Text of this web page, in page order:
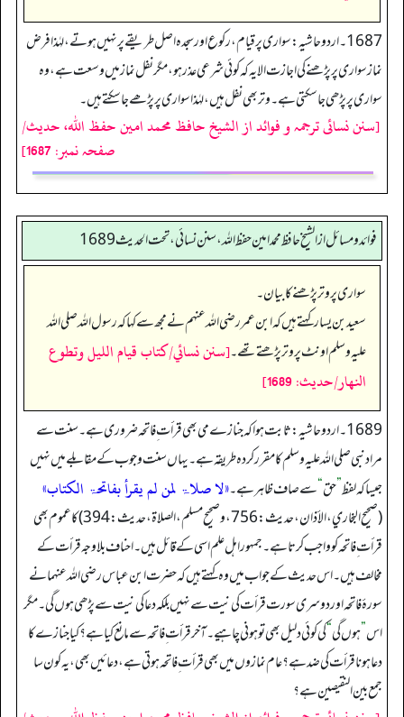
1687۔ اردو حاشیہ: سواری پر قیام، رکوع اور سجدہ اصل طریقے پر نہیں ہوتے، لہٰذا فرض
نماز سواری پر پڑھنے کی اجازت الایہ کہ کوئی شرعی عذر ہو، مگر نفل نماز میں وسعت ہے، وہ
سواری پر پڑھی جا سکتی ہے۔ وتر بھی نفل ہیں، لہٰذا سواری پر پڑھے جاسکتے ہیں۔
[سنن نسائی ترجمہ و فوائد از الشیخ حافظ محمد امین حفظ اللہ، حدیث/
صفحہ نمبر: 1687]
فوائد ومسائل از الشيخ حافظ محمد امين حفظ الله، سنن نسائي، تحت الحديث 1689
سواری پر وتر پڑھنے کا بیان۔
سعید بن یسار کہتے ہیں کہ ابن عمر رضی اللہ عنہم نے مجھ سے کہا کہ رسول اللہ صلی اللہ
علیہ وسلم اونٹ پر وتر پڑھتے تھے۔[سنن نسائي/كتاب قيام الليل وتطوع
النهار/حدیث: 1689]
1689۔ اردو حاشیہ: ثابت ہوا کہ جنازے می بھی قرأت ِ فاتحہ ضروری ہے۔ سنت سے
مراد نبی صلی اللہ علیہ وسلم کا مقرر کردہ طریقہ ہے۔ یہاں سنت وجوب کے مقابلے میں نہیں
جیسا کہ لفظ”حق“سے صاف ظاہر ہے۔«لا صلاۃ لمن لم یقرأ بفاتحۃ الکتاب»
(صحیح البخاري، الأذان، حدیث: 756، و صحیح مسلم، الصلاۃ، حدیث: 394) کا عموم بھی
قرأت ِ فاتحہ کو واجب کرتا ہے۔ جمہور اہل علم اسی کے قائل ہیں۔ احناف بلاوجہ قرأت کے
مخالف ہیں۔ اس حدیث کے جواب میں وہ کہتے ہیں کہ حضرت ابن عباس رضی اللہ عنہما نے
سورۂ فاتحہ اور دوسری سو رت قرأت کی نیت سے نہیں بلکہ دعا کی نیت سے پڑھی ہوں گی۔ مگر
اس”ہوں گی“کی کوئی دلیل بھی تو ہونی چاہیے۔ آخر قرأت ِ فاتحہ سے مانع کیا ہے؟ کیا جنازے کا
دعا ہونا قرأت کی ضد ہے؟ عام نمازوں میں بھی قرأت ِ فاتحہ ہوتی ہے، دعائیں بھی، یہ کون سا
جمع بین النقیصین ہے؟